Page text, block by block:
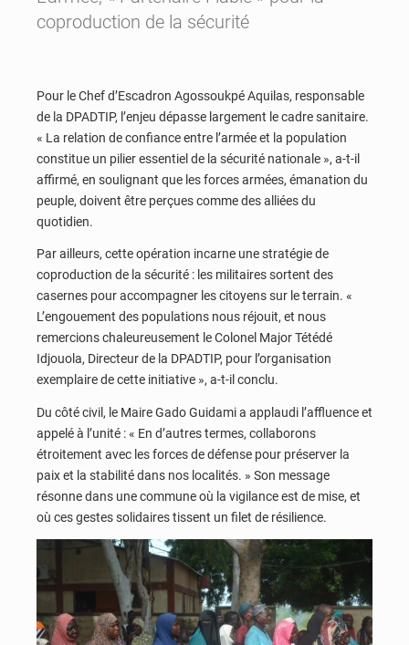
coproduction de la sécurité
Pour le Chef d’Escadron Agossoukpé Aquilas, responsable
de la DPADTIP, l’enjeu dépasse largement le cadre sanitaire.
« La relation de confiance entre l’armée et la population
constitue un pilier essentiel de la sécurité nationale », a-t-il
affirmé, en soulignant que les forces armées, émanation du
peuple, doivent être perçues comme des alliées du
quotidien.
Par ailleurs, cette opération incarne une stratégie de
coproduction de la sécurité : les militaires sortent des
casernes pour accompagner les citoyens sur le terrain. «
L’engouement des populations nous réjouit, et nous
remercions chaleureusement le Colonel Major Tétédé
Idjouola, Directeur de la DPADTIP, pour l’organisation
exemplaire de cette initiative », a-t-il conclu.
Du côté civil, le Maire Gado Guidami a applaudi l’affluence et
appelé à l’unité : « En d’autres termes, collaborons
étroitement avec les forces de défense pour préserver la
paix et la stabilité dans nos localités. » Son message
résonne dans une commune où la vigilance est de mise, et
où ces gestes solidaires tissent un filet de résilience.